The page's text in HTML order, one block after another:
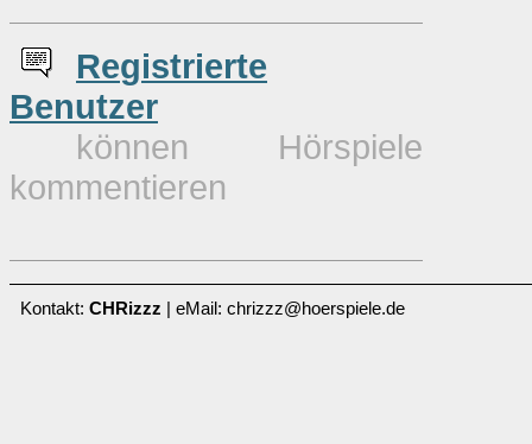
Registrierte
Benutzer
können Hörspiele
kommentieren
Kontakt: CHRizzz | eMail: chrizzz@hoerspiele.de